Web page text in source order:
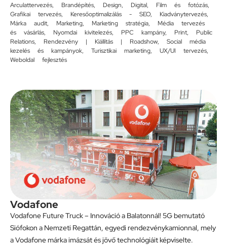
Arculattervezés, Brandépítés, Design, Digital, Film és fotózás,
Grafikai tervezés, Keresőoptimalizálás - SEO, Kiadványtervezés,
Márka audit, Marketing, Marketing stratégia, Média tervezés
és vásárlás, Nyomdai kivitelezés, PPC kampány, Print, Public
Relations, Rendezvény | Kiállítás | Roadshow, Social média
kezelés és kampányok, Turisztikai marketing, UX/UI tervezés,
Weboldal fejlesztés
Vodafone
Vodafone Future Truck – Innováció a Balatonnál! 5G bemutató
Siófokon a Nemzeti Regattán, egyedi rendezvénykamionnal, mely
a Vodafone márka imázsát és jövő technológiáit képviselte.